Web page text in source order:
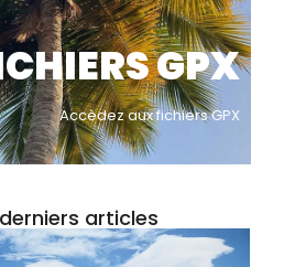
GPX
Accèdez aux fichiers GPX
articles